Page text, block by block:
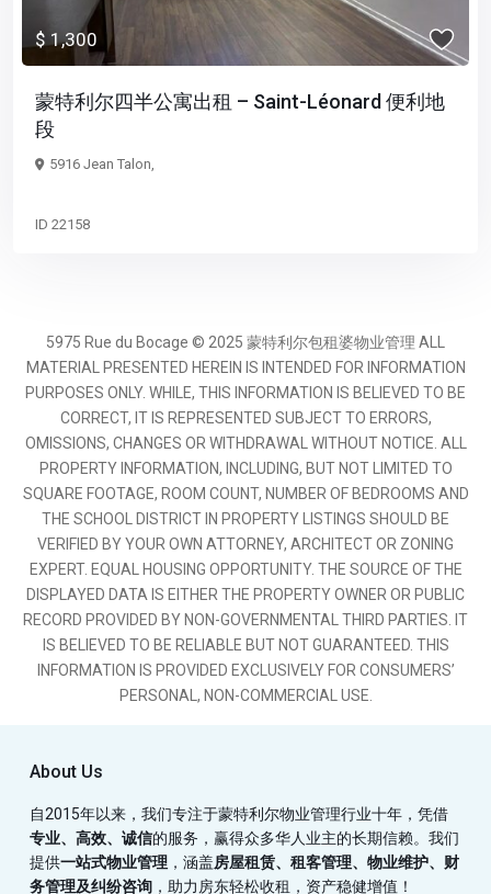
$ 1,300
蒙特利尔四半公寓出租 – Saint-Léonard 便利地
段
5916 Jean Talon,
ID 22158
5975 Rue du Bocage © 2025 蒙特利尔包租婆物业管理 ALL
MATERIAL PRESENTED HEREIN IS INTENDED FOR INFORMATION
PURPOSES ONLY. WHILE, THIS INFORMATION IS BELIEVED TO BE
CORRECT, IT IS REPRESENTED SUBJECT TO ERRORS,
OMISSIONS, CHANGES OR WITHDRAWAL WITHOUT NOTICE. ALL
PROPERTY INFORMATION, INCLUDING, BUT NOT LIMITED TO
SQUARE FOOTAGE, ROOM COUNT, NUMBER OF BEDROOMS AND
THE SCHOOL DISTRICT IN PROPERTY LISTINGS SHOULD BE
VERIFIED BY YOUR OWN ATTORNEY, ARCHITECT OR ZONING
EXPERT. EQUAL HOUSING OPPORTUNITY. THE SOURCE OF THE
DISPLAYED DATA IS EITHER THE PROPERTY OWNER OR PUBLIC
RECORD PROVIDED BY NON-GOVERNMENTAL THIRD PARTIES. IT
IS BELIEVED TO BE RELIABLE BUT NOT GUARANTEED. THIS
INFORMATION IS PROVIDED EXCLUSIVELY FOR CONSUMERS’
PERSONAL, NON-COMMERCIAL USE.
About Us
自2015年以来，我们专注于蒙特利尔物业管理行业十年，凭借
专业、高效、诚信的服务，赢得众多华人业主的长期信赖。我们
提供一站式物业管理 ，涵盖房屋租赁、租客管理、物业维护、财
务管理及纠纷咨询 ，助力房东轻松收租，资产稳健增值！